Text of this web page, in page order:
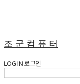
조 군 컴 퓨 터
LOG IN로그인